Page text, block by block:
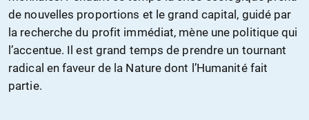
de nouvelles proportions et le grand capital, guidé par
la recherche du profit immédiat, mène une politique qui
l’accentue. Il est grand temps de prendre un tournant
radical en faveur de la Nature dont l’Humanité fait
partie.